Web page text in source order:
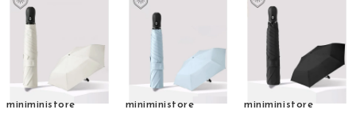
miniministore miniministore miniministore